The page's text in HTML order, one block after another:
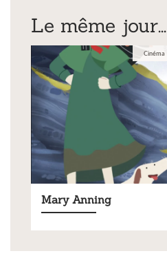
Le même jour...
Cinéma
Mary Anning